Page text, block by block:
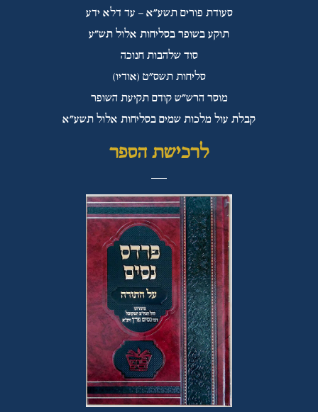
סעודת פורים תשע"א – עד דלא ידע
תוקע בשופר בסליחות אלול תש"ע
סוד שלהבות חנוכה
סליחות תשס"ט (אודיו)
מוסר הרש"ש קודם תקיעת השופר
קבלת עול מלכות שמים בסליחות אלול תשע"א
לרכישת הספר